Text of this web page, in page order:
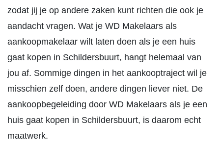
zodat jij je op andere zaken kunt richten die ook je
aandacht vragen. Wat je WD Makelaars als
aankoopmakelaar wilt laten doen als je een huis
gaat kopen in Schildersbuurt, hangt helemaal van
jou af. Sommige dingen in het aankooptraject wil je
misschien zelf doen, andere dingen liever niet. De
aankoopbegeleiding door WD Makelaars als je een
huis gaat kopen in Schildersbuurt, is daarom echt
maatwerk.